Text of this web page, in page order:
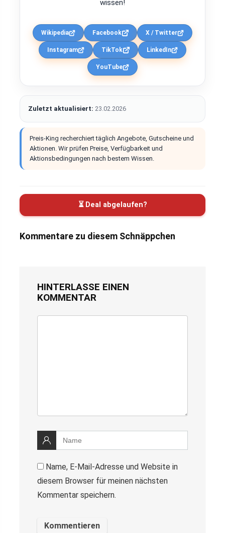
wissen!
Wikipedia Facebook X / Twitter
Instagram TikTok LinkedIn
YouTube
Zuletzt aktualisiert: 23.02.2026
Preis-King recherchiert täglich Angebote, Gutscheine und
Aktionen. Wir prüfen Preise, Verfügbarkeit und
Aktionsbedingungen nach bestem Wissen.
⏳ Deal abgelaufen?
Kommentare zu diesem Schnäppchen
HINTERLASSE EINEN
KOMMENTAR
Name, E-Mail-Adresse und Website in
diesem Browser für meinen nächsten
Kommentar speichern.